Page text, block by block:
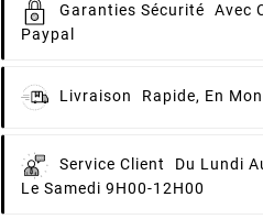
Garanties Sécurité
Avec
Paypal
Livraison Rapide, En
Service Client
Du Lundi
Le Samedi 9H00-12H00